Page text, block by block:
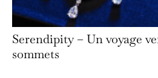
Serendipity – Un voyage
sommets